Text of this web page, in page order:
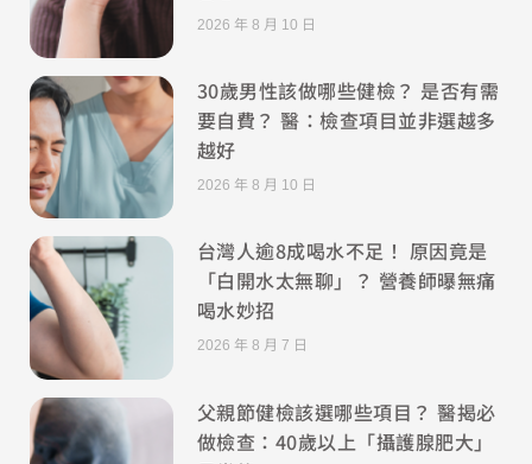
2026 年 8 月 10 日
30歲男性該做哪些健檢？ 是否有需
要自費？ 醫：檢查項目並非選越多
越好
2026 年 8 月 10 日
台灣人逾8成喝水不足！ 原因竟是
「白開水太無聊」？ 營養師曝無痛
喝水妙招
2026 年 8 月 7 日
父親節健檢該選哪些項目？ 醫揭必
做檢查：40歲以上「攝護腺肥大」